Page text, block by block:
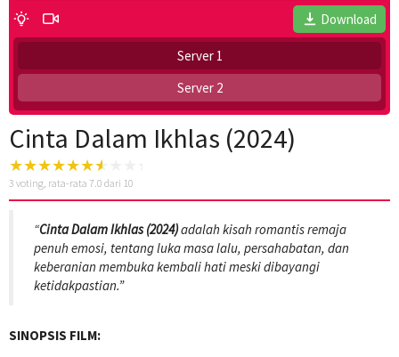
Download
Server 1
Server 2
Cinta Dalam Ikhlas (2024)
3 voting, rata-rata 7.0 dari 10
“Cinta Dalam Ikhlas (2024)adalah kisah romantis remaja
penuh emosi, tentang luka masa lalu, persahabatan, dan
keberanian membuka kembali hati meski dibayangi
ketidakpastian.”
SINOPSIS FILM: